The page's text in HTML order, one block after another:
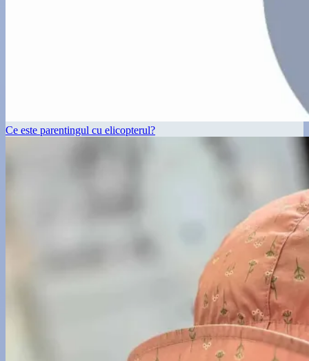
Ce este parentingul cu elicopterul?